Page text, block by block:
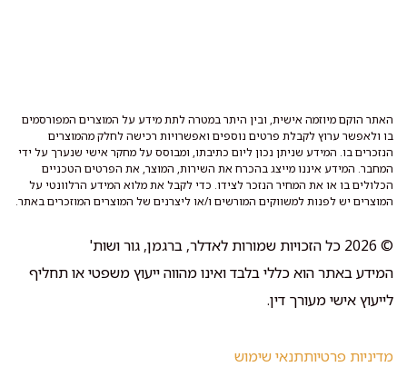
האתר הוקם מיוזמה אישית, ובין היתר במטרה לתת מידע על המוצרים המפורסמים
בו ולאפשר ערוץ לקבלת פרטים נוספים ואפשרויות רכישה לחלק מהמוצרים
הנזכרים בו. המידע שניתן נכון ליום כתיבתו, ומבוסס על מחקר אישי שנערך על ידי
המחבר. המידע איננו מייצג בהכרח את השירות, המוצר, את הפרטים הטכניים
הכלולים בו או את המחיר הנזכר לצידו. כדי לקבל את מלוא המידע הרלוונטי על
המוצרים יש לפנות למשווקים המורשים ו/או ליצרנים של המוצרים המוזכרים באתר.
© 2026 כל הזכויות שמורות לאדלר, ברגמן, גור ושות'
המידע באתר הוא כללי בלבד ואינו מהווה ייעוץ משפטי או תחליף
לייעוץ אישי מעורך דין.
מדיניות פרטיותתנאי שימוש